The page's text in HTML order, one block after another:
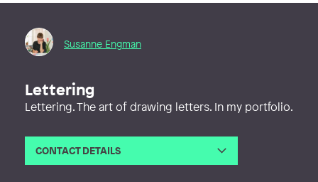
Susanne Engman
Lettering
Lettering. The art of drawing letters. In my portfolio.
CONTACT DETAILS